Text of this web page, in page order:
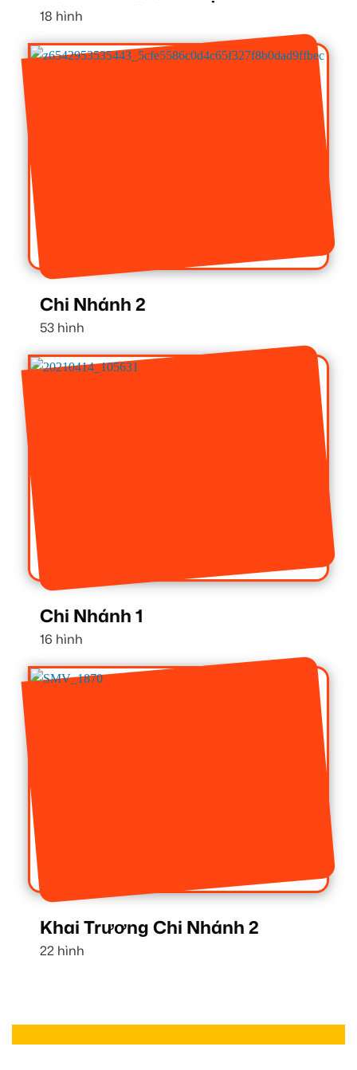
18 hình
Chi Nhánh 2
53 hình
Chi Nhánh 1
16 hình
Khai Trương Chi Nhánh 2
22 hình